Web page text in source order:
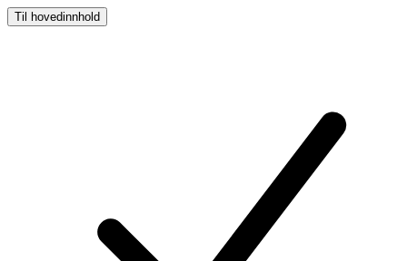
Til hovedinnhold